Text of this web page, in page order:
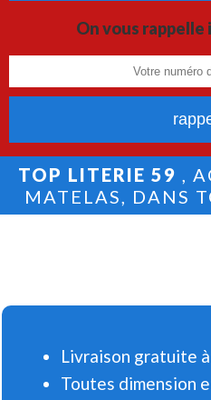
On vous
TOP LITERIE 59 ,
MATELAS, DANS
Livraison gratuite
Toutes dimension